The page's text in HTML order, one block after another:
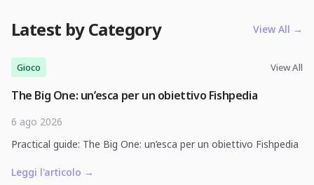
Latest by Category View All →
Gioco View All
The Big One: un’esca per un obiettivo Fishpedia
6 ago 2026
Practical guide: The Big One: un’esca per un obiettivo Fishpedia
Leggi l'articolo →